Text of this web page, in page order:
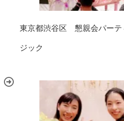
東京都渋谷区 懇親会パーテ
ジック